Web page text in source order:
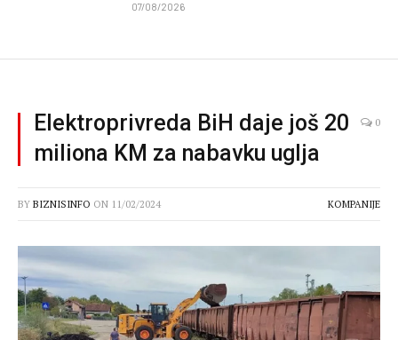
07/08/2026
Elektroprivreda BiH daje još 20
miliona KM za nabavku uglja
0
BY BIZNISINFO ON 11/02/2024 KOMPANIJE